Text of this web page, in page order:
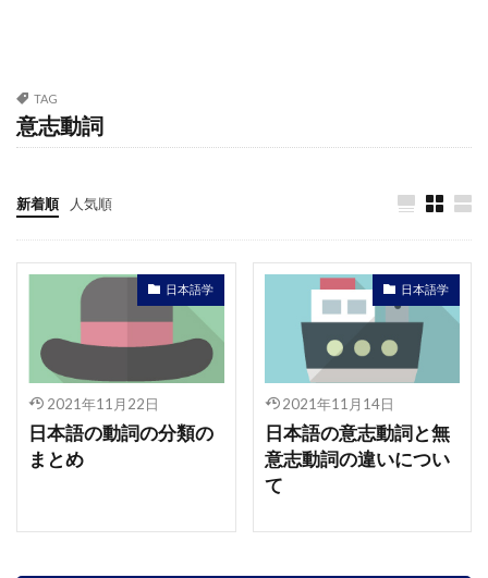
TAG
意志動詞
新着順 人気順
日本語学
2021年11月22日
日本語の動詞の分類の
まとめ
日本語学
2021年11月14日
日本語の意志動詞と無
意志動詞の違いについ
て